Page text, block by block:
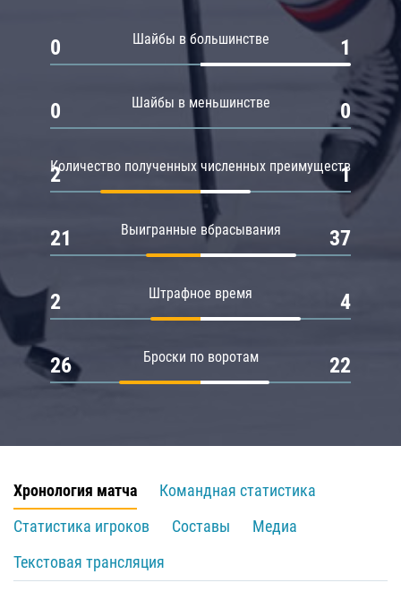
Шайбы в большинстве
0 1
Шайбы в меньшинстве
0 0
Количество полученных численных преимуществ
2 1
Выигранные вбрасывания
21 37
Штрафное время
2 4
Броски по воротам
26 22
Хронология матча
Командная статистика
Статистика игроков
Составы
Медиа
Текстовая трансляция